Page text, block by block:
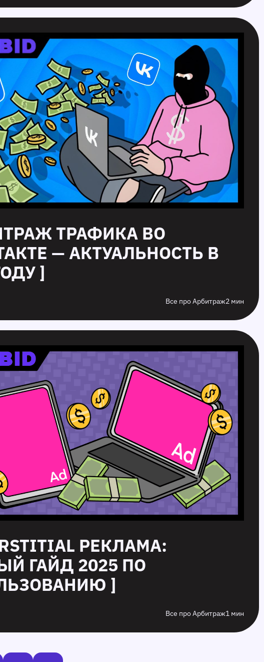
ТРАФИКА ВО
— АКТУАЛЬНОСТЬ В
]
Все про Арбитраж2 мин
РЕКЛАМА:
ГАЙД 2025 ПО
]
Все про Арбитраж1 мин